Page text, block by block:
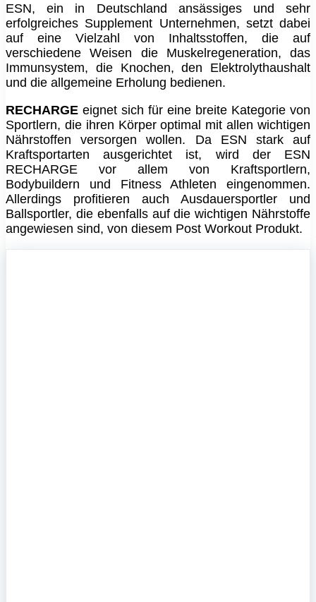
ESN, ein in Deutschland ansässiges und sehr
erfolgreiches Supplement Unternehmen, setzt dabei
auf eine Vielzahl von Inhaltsstoffen, die auf
verschiedene Weisen die Muskelregeneration, das
Immunsystem, die Knochen, den Elektrolythaushalt
und die allgemeine Erholung bedienen.
RECHARGE eignet sich für eine breite Kategorie von
Sportlern, die ihren Körper optimal mit allen wichtigen
Nährstoffen versorgen wollen. Da ESN stark auf
Kraftsportarten ausgerichtet ist, wird der ESN
RECHARGE vor allem von Kraftsportlern,
Bodybuildern und Fitness Athleten eingenommen.
Allerdings profitieren auch Ausdauersportler und
Ballsportler, die ebenfalls auf die wichtigen Nährstoffe
angewiesen sind, von diesem Post Workout Produkt.